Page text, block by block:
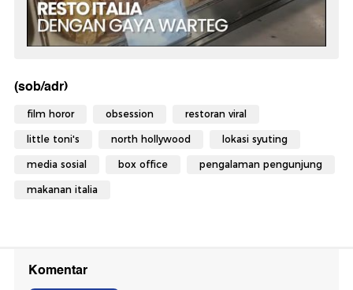
(sob/adr)
film horor obsession restoran viral
little toni's north hollywood lokasi syuting
media sosial box office pengalaman pengunjung
makanan italia
Komentar